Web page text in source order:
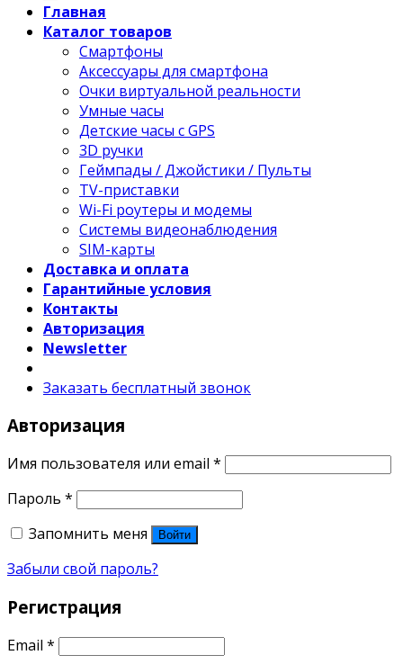
Главная
Каталог товаров
Смартфоны
Аксессуары для смартфона
Очки виртуальной реальности
Умные часы
Детские часы с GPS
3D ручки
Геймпады / Джойстики / Пульты
TV-приставки
Wi-Fi роутеры и модемы
Системы видеонаблюдения
SIM-карты
Доставка и оплата
Гарантийные условия
Контакты
Авторизация
Newsletter
Заказать бесплатный звонок
Авторизация
Имя пользователя или email *
Пароль *
Запомнить меня
Войти
Забыли свой пароль?
Регистрация
Email *